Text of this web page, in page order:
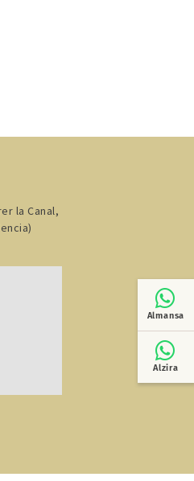
Almansa
Alzira
la Canal,